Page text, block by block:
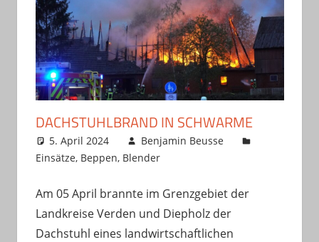
DACHSTUHLBRAND IN SCHWARME
5. April 2024
Benjamin Beusse
Einsätze, Beppen, Blender
Am 05 April brannte im Grenzgebiet der
Landkreise Verden und Diepholz der
Dachstuhl eines landwirtschaftlichen